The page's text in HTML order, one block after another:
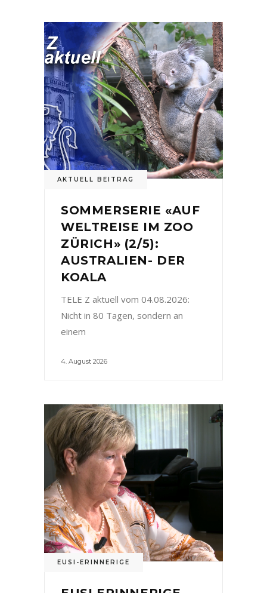
AKTUELL BEITRAG
SOMMERSERIE «AUF
WELTREISE IM ZOO
ZÜRICH» (2/5):
AUSTRALIEN- DER
KOALA
TELE Z aktuell vom 04.08.2026:
Nicht in 80 Tagen, sondern an
einem
4. August 2026
EUSI-ERINNERIGE